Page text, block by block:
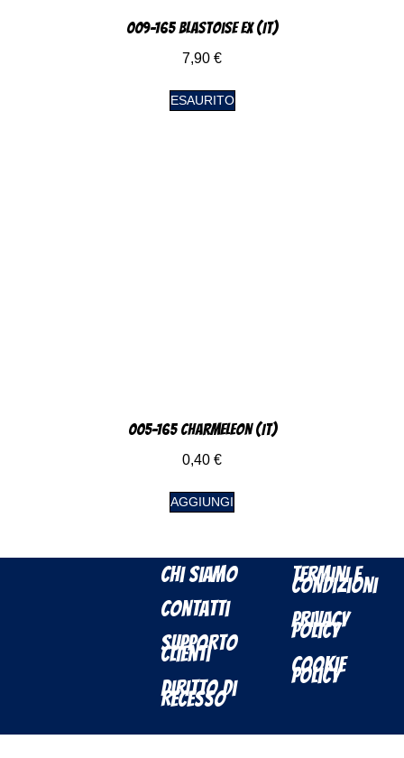
009-165 Blastoise EX (IT)
7,90 €
ESAURITO
005-165 Charmeleon (IT)
0,40 €
AGGIUNGI
Chi Siamo
Contatti
Supporto
Clienti
Diritto di
Recesso
Termini e
Condizioni
Privacy
Policy
Cookie
Policy